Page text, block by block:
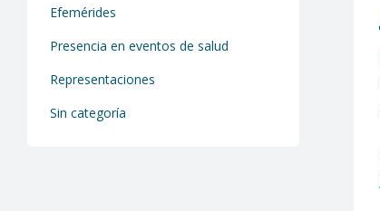
Efemérides
Presencia en eventos de salud
Representaciones
Sin categoría